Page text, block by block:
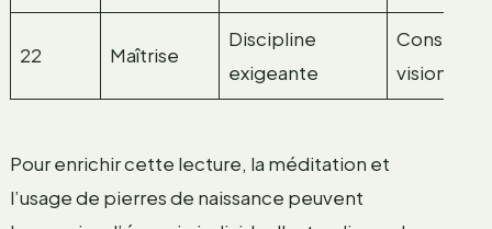
22 Maîtrise
Discipline
exigeante
vision
Pour enrichir cette lecture, la méditation et
l’usage de pierres de naissance peuvent